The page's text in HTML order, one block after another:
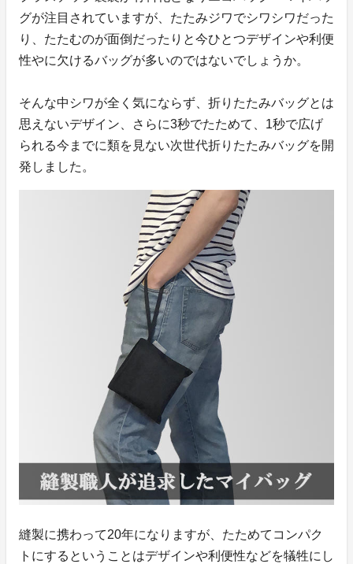
グが注目されていますが、たたみジワでシワシワだった
り、たたむのが面倒だったりと今ひとつデザインや利便
性やに欠けるバッグが多いのではないでしょうか。
そんな中シワが全く気にならず、折りたたみバッグとは
思えないデザイン、さらに3秒でたためて、1秒で広げ
られる今までに類を見ない次世代折りたたみバッグを開
発しました。
縫製に携わって20年になりますが、たためてコンパク
トにするということはデザインや利便性などを犠牲にし